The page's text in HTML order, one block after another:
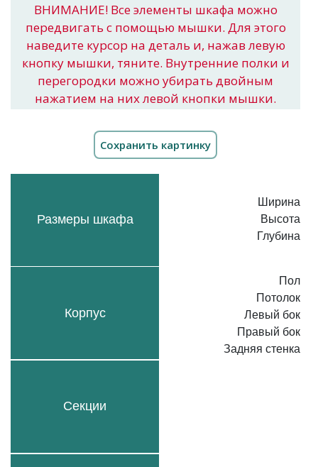
ВНИМАНИЕ! Все элементы шкафа можно
передвигать с помощью мышки. Для этого
наведите курсор на деталь и, нажав левую
кнопку мышки, тяните. Внутренние полки и
перегородки можно убирать двойным
нажатием на них левой кнопки мышки.
Размеры шкафа
Корпус
Секции
Ширина
Высота
Глубина
Пол
Потолок
Левый бок
Правый бок
Задняя стенка